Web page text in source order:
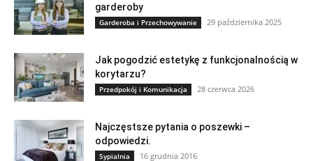
garderoby
Garderoba i Przechowywanie 29 października 2025
Jak pogodzić estetykę z funkcjonalnością w
korytarzu?
Przedpokój i Komunikacja 28 czerwca 2026
Najczęstsze pytania o poszewki –
odpowiedzi.
Sypialnia 16 grudnia 2016